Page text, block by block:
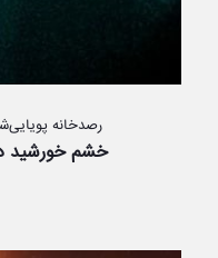
رصدخانه
خشم خورشید